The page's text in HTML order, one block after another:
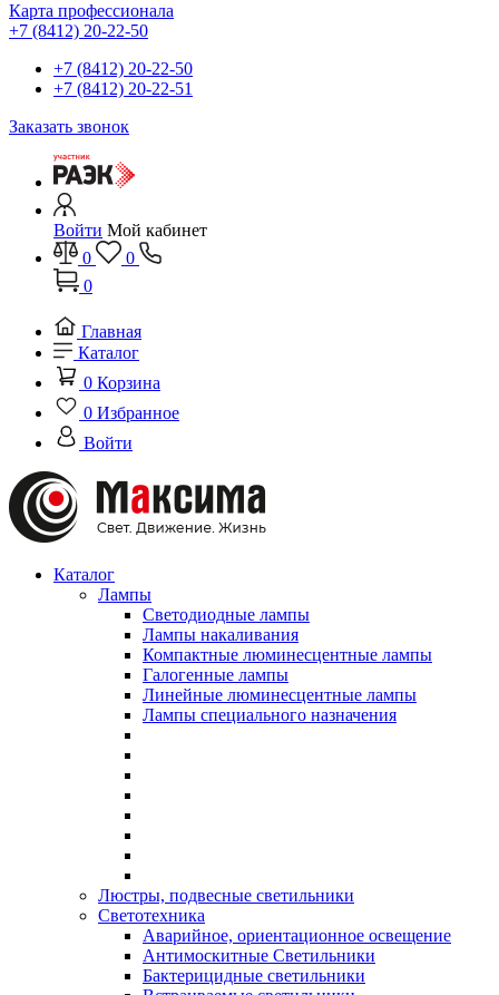
Карта профессионала
+7 (8412) 20-22-50
+7 (8412) 20-22-50
+7 (8412) 20-22-51
Заказать звонок
Войти Мой кабинет
0
0
0
Главная
Каталог
0 Корзина
0 Избранное
Войти
Каталог
Лампы
Светодиодные лампы
Лампы накаливания
Компактные люминесцентные лампы
Галогенные лампы
Линейные люминесцентные лампы
Лампы специального назначения
Люстры, подвесные светильники
Светотехника
Аварийное, ориентационное освещение
Антимоскитные Светильники
Бактерицидные светильники